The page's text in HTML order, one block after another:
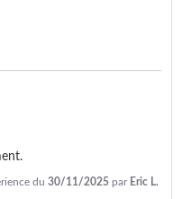
du 30/11/2025 par Eric L.